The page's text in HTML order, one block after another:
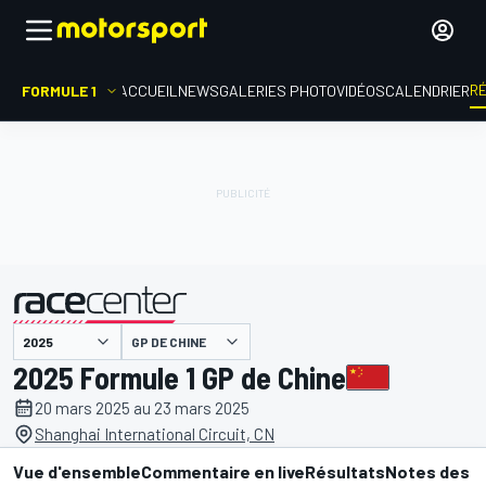
FORMULE 1 ACCUEIL NEWSGALERIES PHOTOVIDÉOSCALENDRIER
présenté par GP DE CHINE
2025 Formule 1 GP de Chine
20 mars 2025 au 23 mars 2025
Shanghai International Circuit, CN
Vue d'ensembleCommentaire en liveRésultatsNotes des